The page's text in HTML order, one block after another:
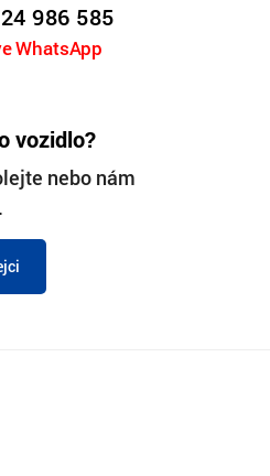
986 585
WhatsApp
vozidlo?
nebo nám